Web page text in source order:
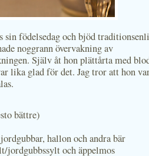
sin födelsedag och bjöd
noggrann övervakning av
Själv åt hon plättårta med
lika glad för det. Jag tror att hon
bättre)
hallon och andra bär
jordgubbssylt och äppelmos